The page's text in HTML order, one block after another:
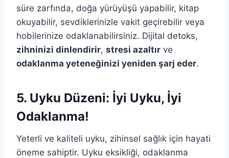
süre zarfında, doğa yürüyüşü yapabilir, kitap
okuyabilir, sevdiklerinizle vakit geçirebilir veya
hobilerinize odaklanabilirsiniz. Dijital detoks,
zihninizi dinlendirir, stresi azaltır ve
odaklanma yeteneğinizi yeniden şarj eder.
5. Uyku Düzeni: İyi Uyku, İyi
Odaklanma!
Yeterli ve kaliteli uyku, zihinsel sağlık için hayati
öneme sahiptir. Uyku eksikliği, odaklanma